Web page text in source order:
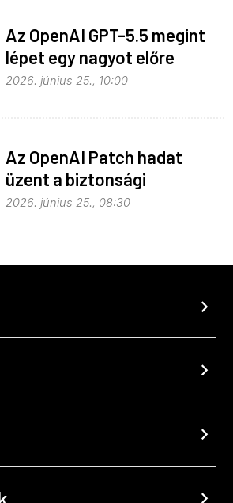
Az OpenAI GPT-5.5 megint
lépet egy nagyot előre
2026. június 25., 10:00
Az OpenAI Patch hadat
üzent a biztonsági
problémáknak
2026. június 25., 08:30
chevron_right
chevron_right
chevron_right